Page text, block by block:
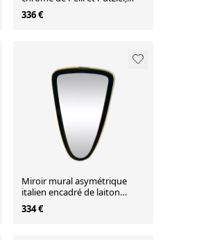
1970, Allemagne
336 €
Miroir mural asymétrique
italien encadré de laiton
années 1960 Italie
334 €